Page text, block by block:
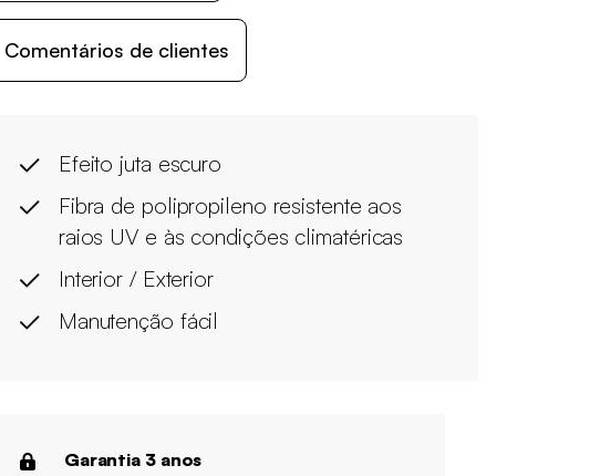
Comentários de clientes
Efeito juta escuro
Fibra de polipropileno resistente aos
raios UV e às condições climatéricas
Interior / Exterior
Manutenção fácil
Garantia 3 anos